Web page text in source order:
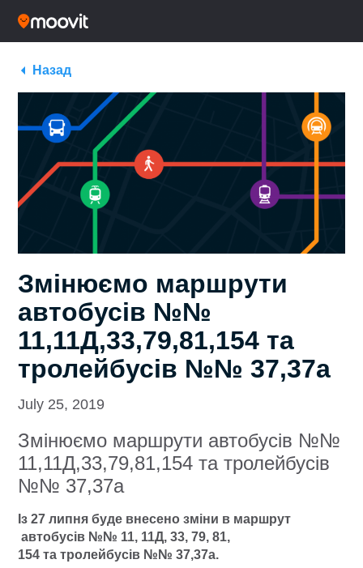
Назад
Змінюємо маршрути
автобусів №№
11,11Д,33,79,81,154 та
тролейбусів №№ 37,37а
July 25, 2019
Змінюємо маршрути автобусів №№
11,11Д,33,79,81,154 та тролейбусів
№№ 37,37а
Із 27 липня буде внесено зміни в маршрут
автобусів №№ 11, 11Д, 33, 79, 81,
154 та тролейбусів № № 37,37а.